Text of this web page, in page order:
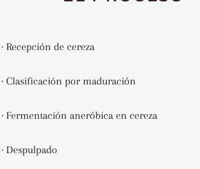
· Recepción de cereza
· Clasificación por maduración
· Fermentación aneróbica en cereza
· Despulpado